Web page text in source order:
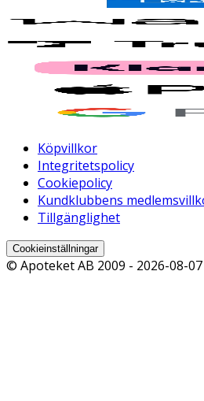
Köpvillkor
Integritetspolicy
Cookiepolicy
Kundklubbens
Tillgänglighet
Cookieinställningar
© Apoteket AB 2009 - 2026-08-07